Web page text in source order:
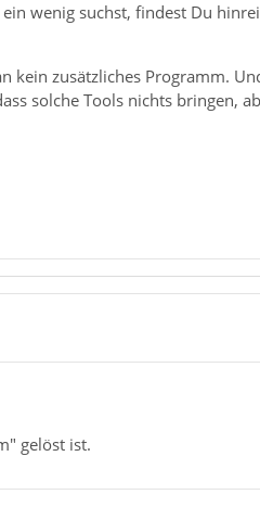
wenig suchst, findest Du
kein zusätzliches Programm.
solche Tools nichts bringen,
gelöst ist.